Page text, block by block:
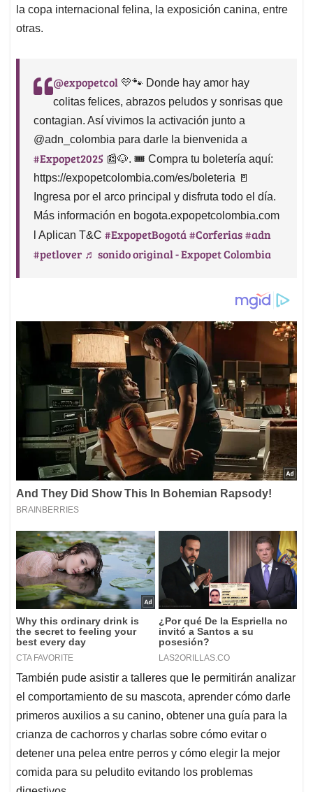
la copa internacional felina, la exposición canina, entre
otras.
@expopetcol 💛🐾 Donde hay amor hay
colitas felices, abrazos peludos y sonrisas que
contagian. Así vivimos la activación junto a
@adn_colombia para darle la bienvenida a
#Expopet2025 📰🐶. 🎟 Compra tu boletería aquí:
https://expopetcolombia.com/es/boleteria 🚪
Ingresa por el arco principal y disfruta todo el día.
Más información en bogota.expopetcolombia.com
l Aplican T&C #ExpopetBogotá#Corferias#adn
#petlover ♬ sonido original - Expopet Colombia
También pude asistir a talleres que le permitirán analizar
el comportamiento de su mascota, aprender cómo darle
primeros auxilios a su canino, obtener una guía para la
crianza de cachorros y charlas sobre cómo evitar o
detener una pelea entre perros y cómo elegir la mejor
comida para su peludito evitando los problemas